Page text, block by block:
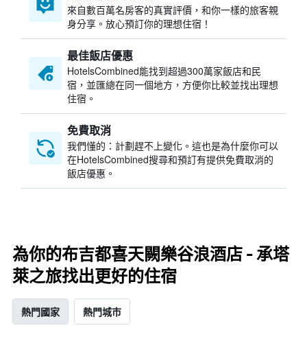
來自數百萬名房客的真實評價，和你一樣的旅客親
身分享。放心預訂你的理想住宿！
最佳飯店優惠
HotelsCombined​能找到超過300萬家飯店和民
宿，並匯總在同一個地方，方便你比較並找出理想
住宿。
免費取消
我們懂的：計劃趕不上變化。這也是為什麼你可以
在HotelsCombined搜尋和預訂有提供免費取消的
飯店優惠。
為你的布吉都喜天闕樂谷浪酒店 - 承塔
萊之旅找出更好的住宿
熱門國家 熱門城市